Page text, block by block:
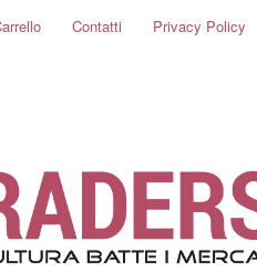
Contatti Privacy Policy